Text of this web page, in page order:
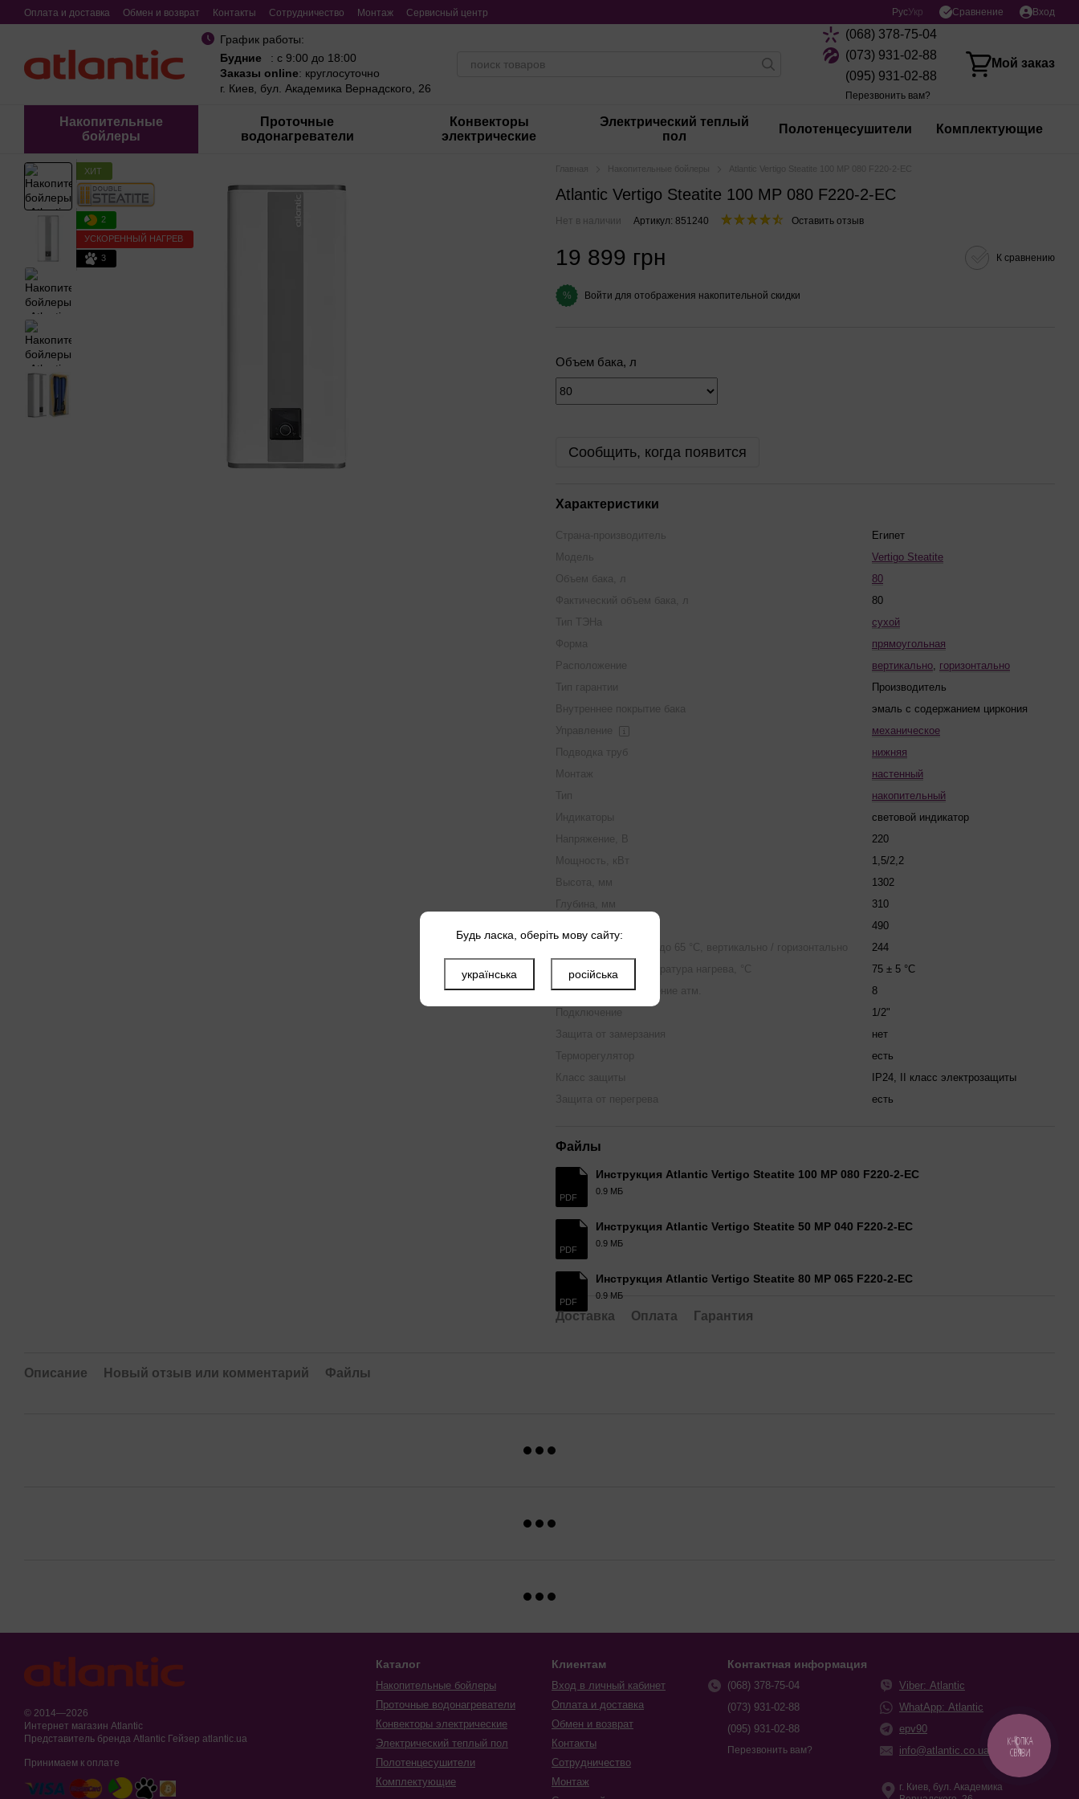
Перейти к основному контенту
Оплата и доставка Обмен и возврат Контакты Сотрудничество Монтаж Сервисный центр РусУкр Сравнение Вход
График работы:
Будние
: с 9:00 до 18:00
Заказы online: круглосуточно
г. Киев, бул. Академика Вернадского, 26
(068) 378-75-04
(073) 931-02-88
(095) 931-02-88
Перезвонить вам?
Мой заказ
Накопительные
бойлеры
Проточные
водонагреватели
Конвекторы
электрические
Электрический теплый
пол
Полотенцесушители Комплектующие
ХИТ
2
УСКОРЕННЫЙ НАГРЕВ
3
Главная Накопительные бойлеры Atlantic Vertigo Steatite 100 MP 080 F220-2-EC
Atlantic Vertigo Steatite 100 MP 080 F220-2-EC
Нет в наличии Артикул: 851240 Оставить отзыв
19 899 грн К сравнению
% Войти для отображения накопительной скидки
Объем бака, л
Сообщить, когда появится
Характеристики
Страна-производитель
Египет
Модель
Vertigo Steatite
Объем бака, л
80
Фактический объем бака, л
80
Тип ТЭНа
сухой
Форма
прямоугольная
Расположение
вертикально, горизонтально
Тип гарантии
Производитель
Внутреннее покрытие бака
эмаль с содержанием циркония
Управление
механическое
Подводка труб
нижняя
Монтаж
настенный
Тип
накопительный
Индикаторы
световой индикатор
Напряжение, В
220
Мощность, кВт
1,5/2,2
Высота, мм
1302
Глубина, мм
310
490
Время нагрева от 15 до 65 °С, вертикально / горизонтально
244
Максимальная температура нагрева, °С
75 ± 5 °C
Максимальное давление атм.
8
Подключение
1/2"
Защита от замерзания
нет
Терморегулятор
есть
Класс защиты
IP24, II класс электрозащиты
Защита от перегрева
есть
Файлы
PDF
Инструкция Atlantic Vertigo Steatite 100 MP 080 F220-2-EC
0.9 МБ
PDF
Инструкция Atlantic Vertigo Steatite 50 MP 040 F220-2-EC
0.9 МБ
PDF
Инструкция Atlantic Vertigo Steatite 80 MP 065 F220-2-EC
0.9 МБ
Доставка Оплата Гарантия
Описание Новый отзыв или комментарий Файлы
© 2014—2026
Интернет магазин Atlantic
Представитель бренда Atlantic Гейзер atlantic.ua
Принимаем к оплате
Каталог
Накопительные бойлеры
Проточные водонагреватели
Конвекторы электрические
Электрический теплый пол
Полотенцесушители
Комплектующие
Клиентам
Вход в личный кабинет
Оплата и доставка
Обмен и возврат
Контакты
Сотрудничество
Монтаж
Контактная информация
(068) 378-75-04
(073) 931-02-88
(095) 931-02-88
Перезвонить вам?
Viber: Atlantic
WhatApp: Atlantic
epv90
info@atlantic.co.ua
г. Киев, бул. Академика
КНОПКА
СВЯЗИ
Будь ласка, оберіть мову сайту:
українська російська